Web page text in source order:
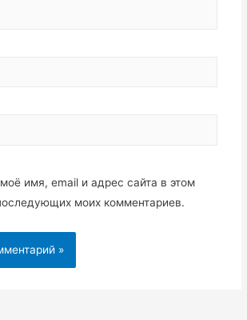
имя, email и адрес сайта в этом
моих комментариев.